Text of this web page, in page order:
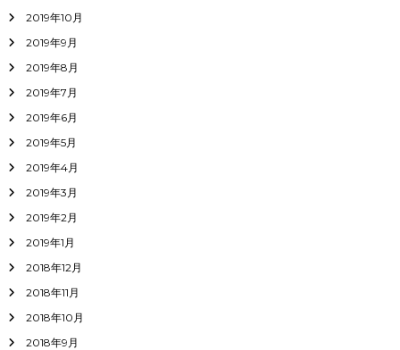
2019年10月
2019年9月
2019年8月
2019年7月
2019年6月
2019年5月
2019年4月
2019年3月
2019年2月
2019年1月
2018年12月
2018年11月
2018年10月
2018年9月